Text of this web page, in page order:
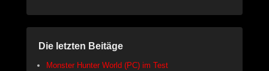
Die letzten Beitäge
Monster Hunter World (PC) im Test